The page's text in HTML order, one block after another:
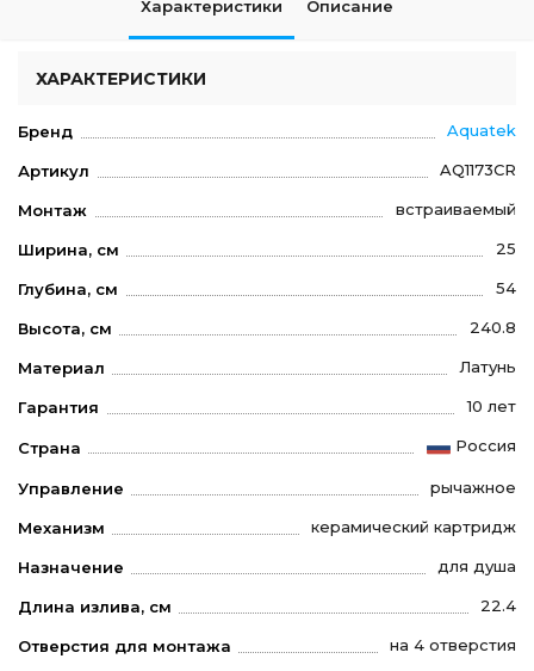
Характеристики Описание
ХАРАКТЕРИСТИКИ
Бренд Aquatek
Артикул AQ1173CR
Монтаж встраиваемый
Ширина, см 25
Глубина, см 54
Высота, см 240.8
Материал Латунь
Гарантия 10 лет
Страна Россия
Управление рычажное
Механизм керамический картридж
Назначение для душа
Длина излива, см 22.4
Отверстия для монтажа на 4 отверстия